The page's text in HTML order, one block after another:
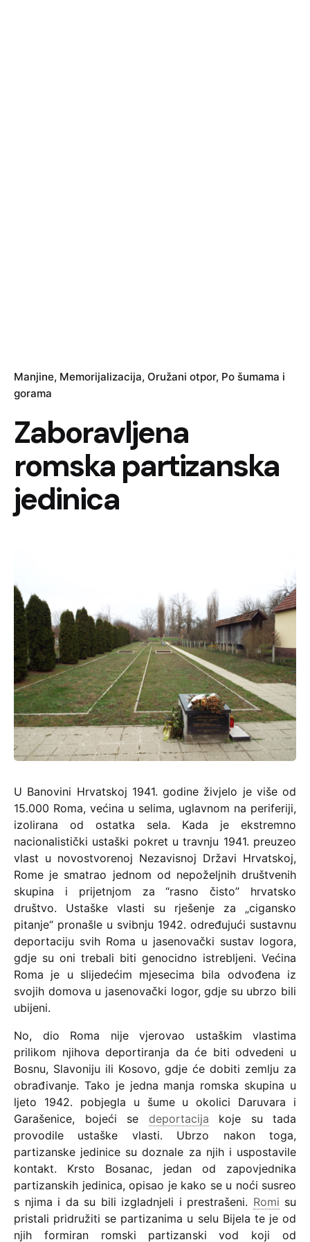
Manjine Memorijalizacija Oružani otpor Po šumama i
gorama
Zaboravljena
romska partizanska
jedinica
Jasenovac
Jasenovac
U Banovini Hrvatskoj 1941. godine živjelo je više od
15.000 Roma, većina u selima, uglavnom na periferiji,
izolirana od ostatka sela. Kada je ekstremno
nacionalistički ustaški pokret u travnju 1941. preuzeo
vlast u novostvorenoj Nezavisnoj Državi Hrvatskoj,
Rome je smatrao jednom od nepoželjnih društvenih
skupina i prijetnjom za “rasno čisto” hrvatsko
društvo. Ustaške vlasti su rješenje za „cigansko
pitanje“ pronašle u svibnju 1942. određujući sustavnu
deportaciju svih Roma u jasenovački sustav logora,
gdje su oni trebali biti genocidno istrebljeni. Većina
Roma je u slijedećim mjesecima bila odvođena iz
svojih domova u jasenovački logor, gdje su ubrzo bili
ubijeni.
No, dio Roma nije vjerovao ustaškim vlastima
prilikom njihova deportiranja da će biti odvedeni u
Bosnu, Slavoniju ili Kosovo, gdje će dobiti zemlju za
obrađivanje. Tako je jedna manja romska skupina u
ljeto 1942. pobjegla u šume u okolici Daruvara i
Garašenice, bojeći se deportacija koje su tada
provodile ustaške vlasti. Ubrzo nakon toga,
partizanske jedinice su doznale za njih i uspostavile
kontakt. Krsto Bosanac, jedan od zapovjednika
partizanskih jedinica, opisao je kako se u noći susreo
s njima i da su bili izgladnjeli i prestrašeni. Romi su
pristali pridružiti se partizanima u selu Bijela te je od
njih formiran romski partizanski vod koji od